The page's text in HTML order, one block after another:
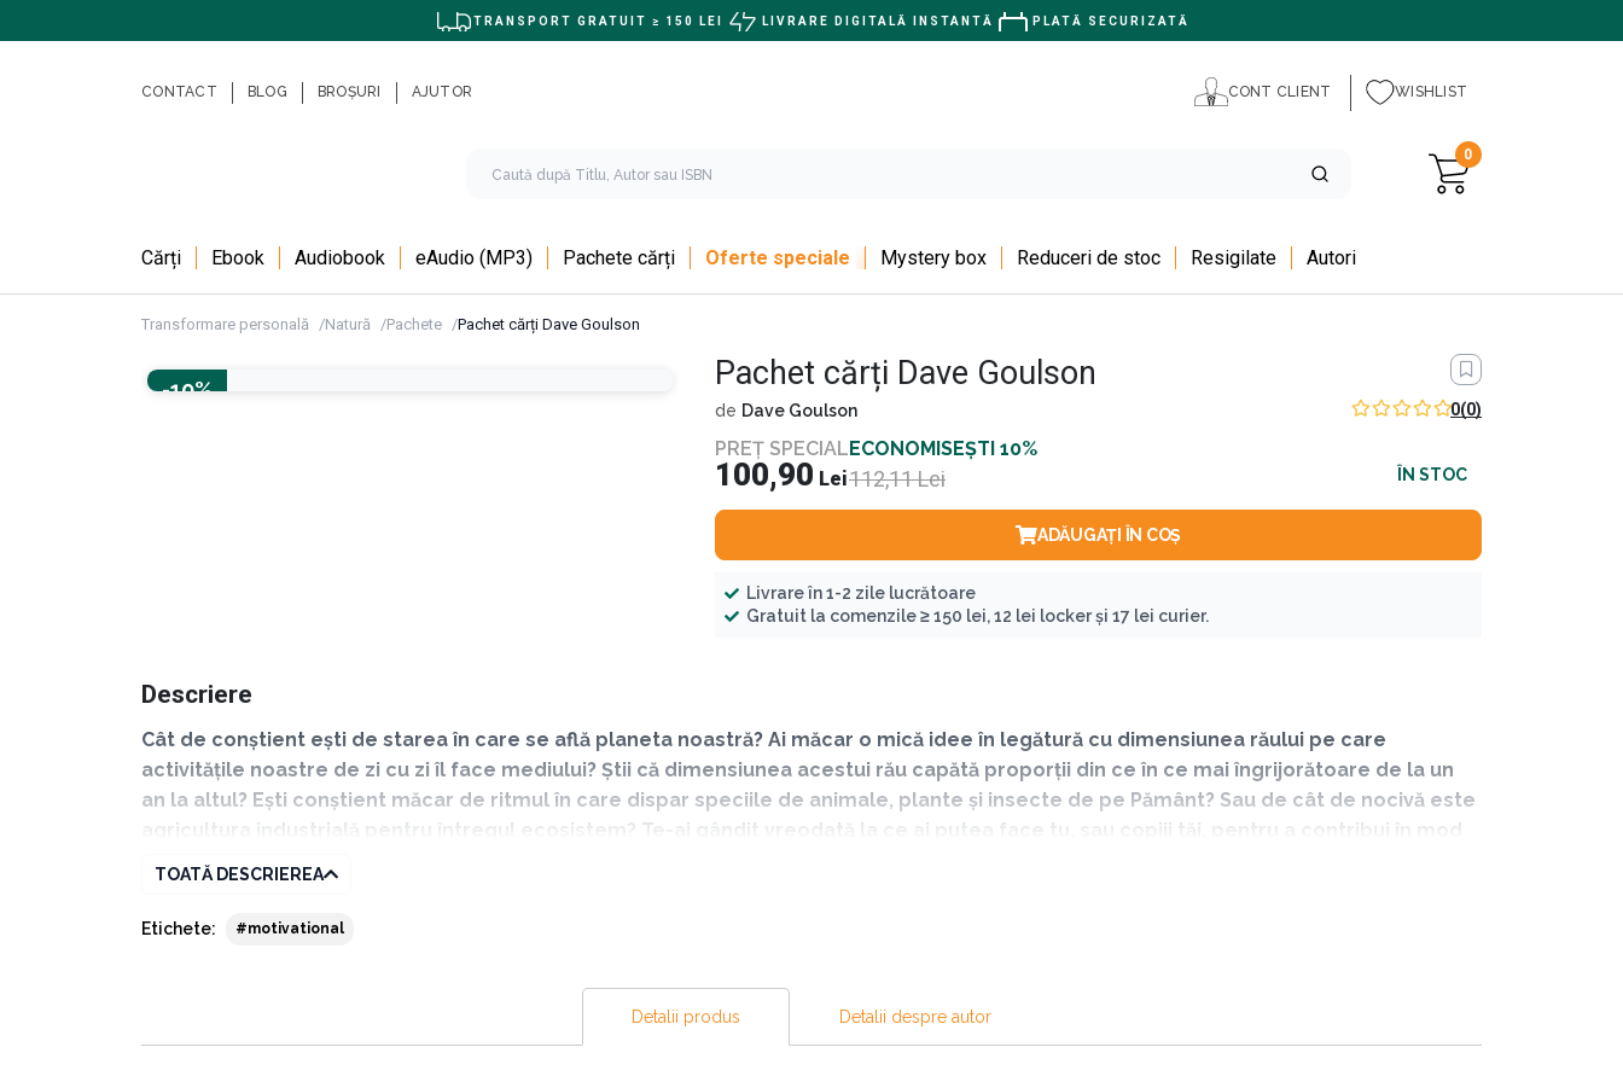
TRANSPORT GRATUIT ≥ 150 LEI LIVRARE DIGITALĂ INSTANTĂ PLATĂ SECURIZATĂ
CONTACT BLOG BROȘURI AJUTOR CONT CLIENT WISHLIST
0
Cărți Ebook Audiobook eAudio (MP3) Pachete cărți Oferte speciale Mystery box Reduceri de stoc Resigilate Autori
Transformare personală Natură Pachete Pachet cărți Dave Goulson
-10% Pachet cărți Dave Goulson
de Dave Goulson 0(0)
PREȚ SPECIAL
100,90 Lei
ECONOMISEȘTI 10%
112,11Lei ÎN STOC
ADĂUGAȚI ÎN COȘ
Livrare în 1-2 zile lucrătoare
Gratuit la comenzile ≥ 150 lei, 12 lei locker și 17 lei curier.
Descriere
Cât de conștient ești de starea în care se află planeta noastră? Ai măcar o mică idee în legătură cu dimensiunea răului pe care
activitățile noastre de zi cu zi îl face mediului? Știi că dimensiunea acestui rău capătă proporții din ce în ce mai îngrijorătoare de la un
an la altul? Ești conștient măcar de ritmul în care dispar speciile de animale, plante și insecte de pe Pământ? Sau de cât de nocivă este
agricultura industrială pentru întregul ecosistem? Te-ai gândit vreodată la ce ai putea face tu, sau copiii tăi, pentru a contribui în mod
activ la stoparea acestei apocalipse în derulare?
Dacă ți-ai pus vreodată măcar una dintre aceste întrebări, dacă aceste probleme te preocupă în mod constant și îți dorești să schimbi ceva, îți
Dave Goulsoneste profesor de biologie la universitatea britanică Sussex și fondatorul Trustului britanic pentru Conservarea Bondarilor.
TOATĂ DESCRIEREA
Etichete: #motivational
Detalii produs Detalii despre autor